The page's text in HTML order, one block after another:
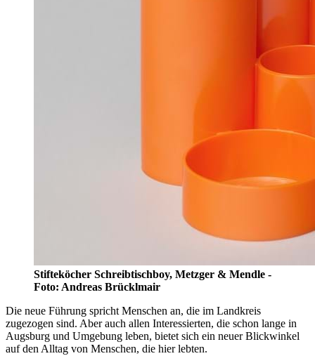
Stifteköcher Schreibtischboy, Metzger & Mendle -
Foto: Andreas Brücklmair
Die neue Führung spricht Menschen an, die im Landkreis
zugezogen sind. Aber auch allen Interessierten, die schon lange in
Augsburg und Umgebung leben, bietet sich ein neuer Blickwinkel
auf den Alltag von Menschen, die hier lebten.